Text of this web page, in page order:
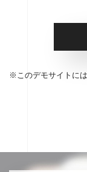
このデモサイトに